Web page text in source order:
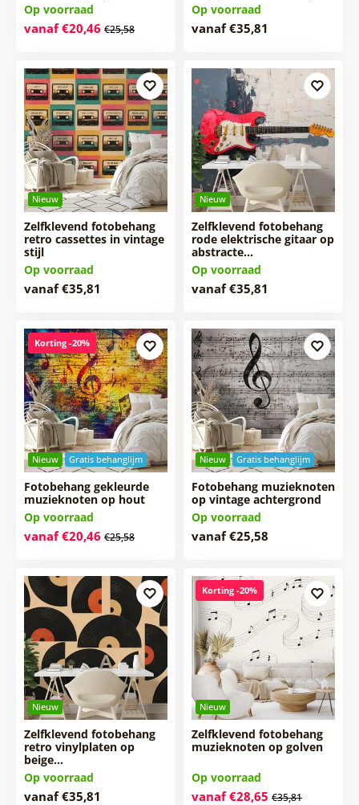
Op voorraad
vanaf €20,46 €25,58
Op voorraad
vanaf €35,81
Nieuw
Zelfklevend fotobehang
retro cassettes in vintage
stijl
Op voorraad
vanaf €35,81
Nieuw
Zelfklevend fotobehang
rode elektrische gitaar op
abstracte…
Op voorraad
vanaf €35,81
Nieuw Gratis behanglijm
Korting -20%
Fotobehang gekleurde
muzieknoten op hout
Op voorraad
vanaf €20,46 €25,58
Nieuw Gratis behanglijm
Fotobehang muzieknoten
op vintage achtergrond
Op voorraad
vanaf €25,58
Nieuw
Zelfklevend fotobehang
retro vinylplaten op
beige…
Op voorraad
vanaf €35,81
Nieuw
Korting -20%
Zelfklevend fotobehang
muzieknoten op golven
Op voorraad
vanaf €28,65 €35,81